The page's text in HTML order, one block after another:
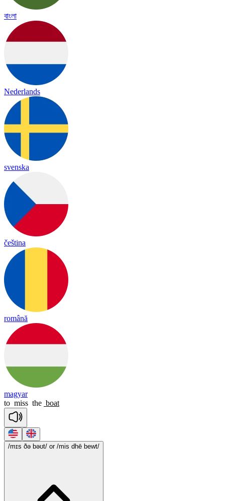
বাংলা
Nederlands
svenska
čeština
română
magyar
to miss the boat
/mɪs ðə bəʊt/ or /mis dhē bewt/